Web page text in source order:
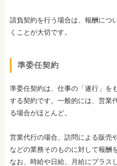
請負契約を行う場合は、報酬につ
くことが大切です。
準委任契約
準委任契約は、仕事の「遂行」を
する契約です。一般的には、営業
る場合がほとんど。
営業代行の場合、訪問による販売
などの業務そのものに対して報酬
なお、時給や日給、月給にプラス